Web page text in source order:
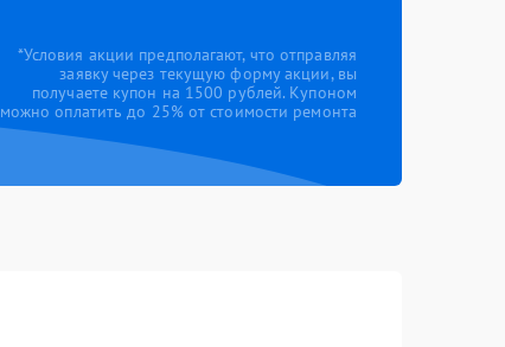
*Условия акции предполагают, что отправляя
заявку через текущую форму акции, вы
получаете купон на 1500 рублей. Купоном
можно оплатить до 25% от стоимости ремонта